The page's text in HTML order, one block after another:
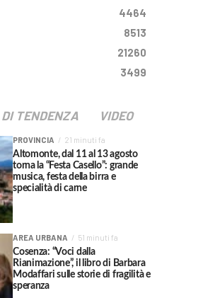
4464
8513
21260
3499
DI TENDENZA VIDEO
PROVINCIA 21 minuti fa
Altomonte, dal 11 al 13 agosto
torna la “Festa Casello”: grande
musica, festa della birra e
specialità di carne
AREA URBANA 51 minuti fa
Cosenza: “Voci dalla
Rianimazione”, il libro di Barbara
Modaffari sulle storie di fragilità e
speranza